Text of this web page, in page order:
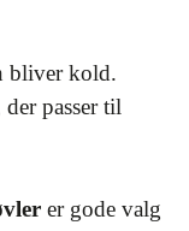
bliver kold.
passer til
er gode valg